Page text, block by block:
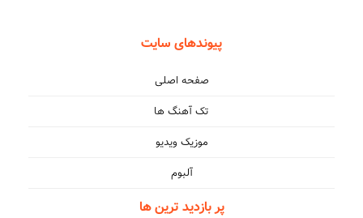
پیوندهای سایت
صفحه اصلی
تک آهنگ ها
موزیک ویدیو
آلبوم
پر بازدید ترین ها